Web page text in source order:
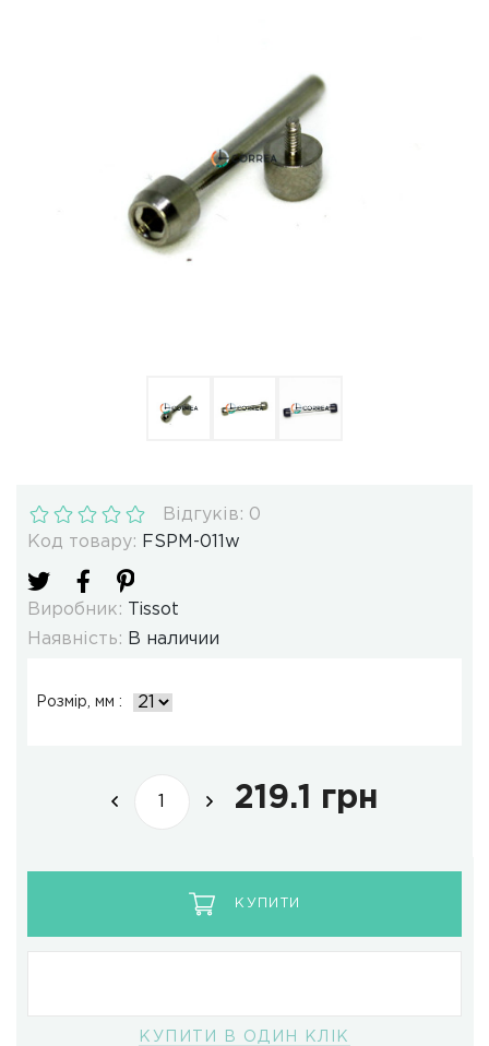
Пошиття ремінців
Код товару: FSPM-011w
Відгуків: 0
Виробник:
Tissot
Наявність: В наличии
Розмір, мм :
219.1 грн
КУПИТИ
КУПИТИ В ОДИН КЛІК